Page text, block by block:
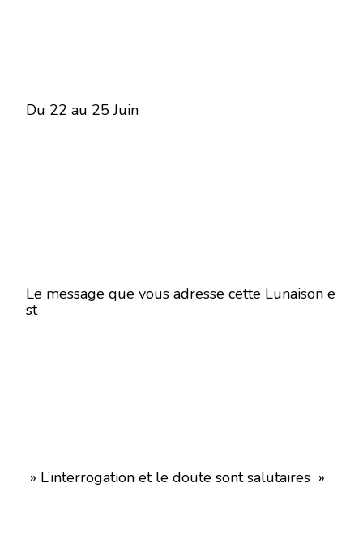
Du 22 au 25 Juin
Le message que vous adresse cette Lunaison e
st
» L’interrogation et le doute sont salutaires »